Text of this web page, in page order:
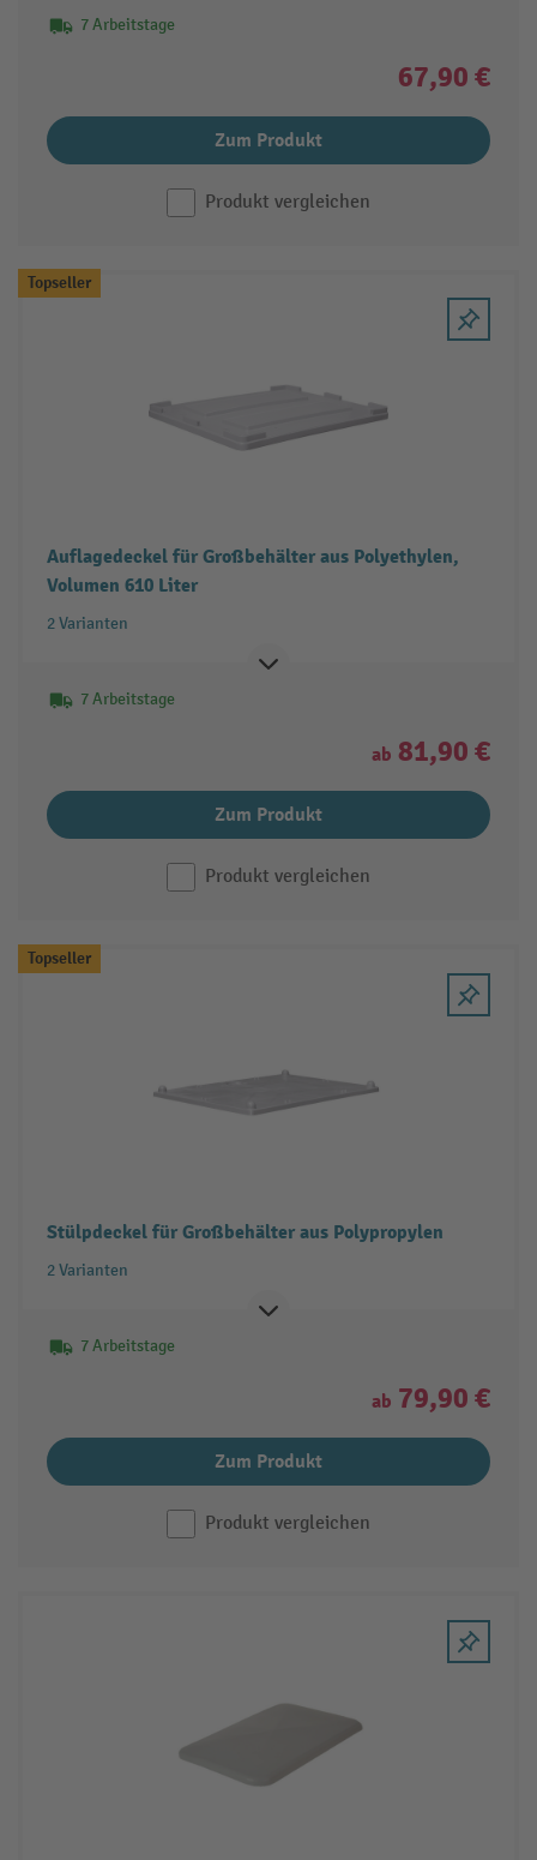
7 Arbeitstage
67,90 €
Zum Produkt
Produkt vergleichen
Topseller
Auflagedeckel für Großbehälter aus Polyethylen,
Volumen 610 Liter
2 Varianten
7 Arbeitstage
ab 81,90 €
Zum Produkt
Produkt vergleichen
Topseller
Stülpdeckel für Großbehälter aus Polypropylen
2 Varianten
7 Arbeitstage
ab 79,90 €
Zum Produkt
Produkt vergleichen